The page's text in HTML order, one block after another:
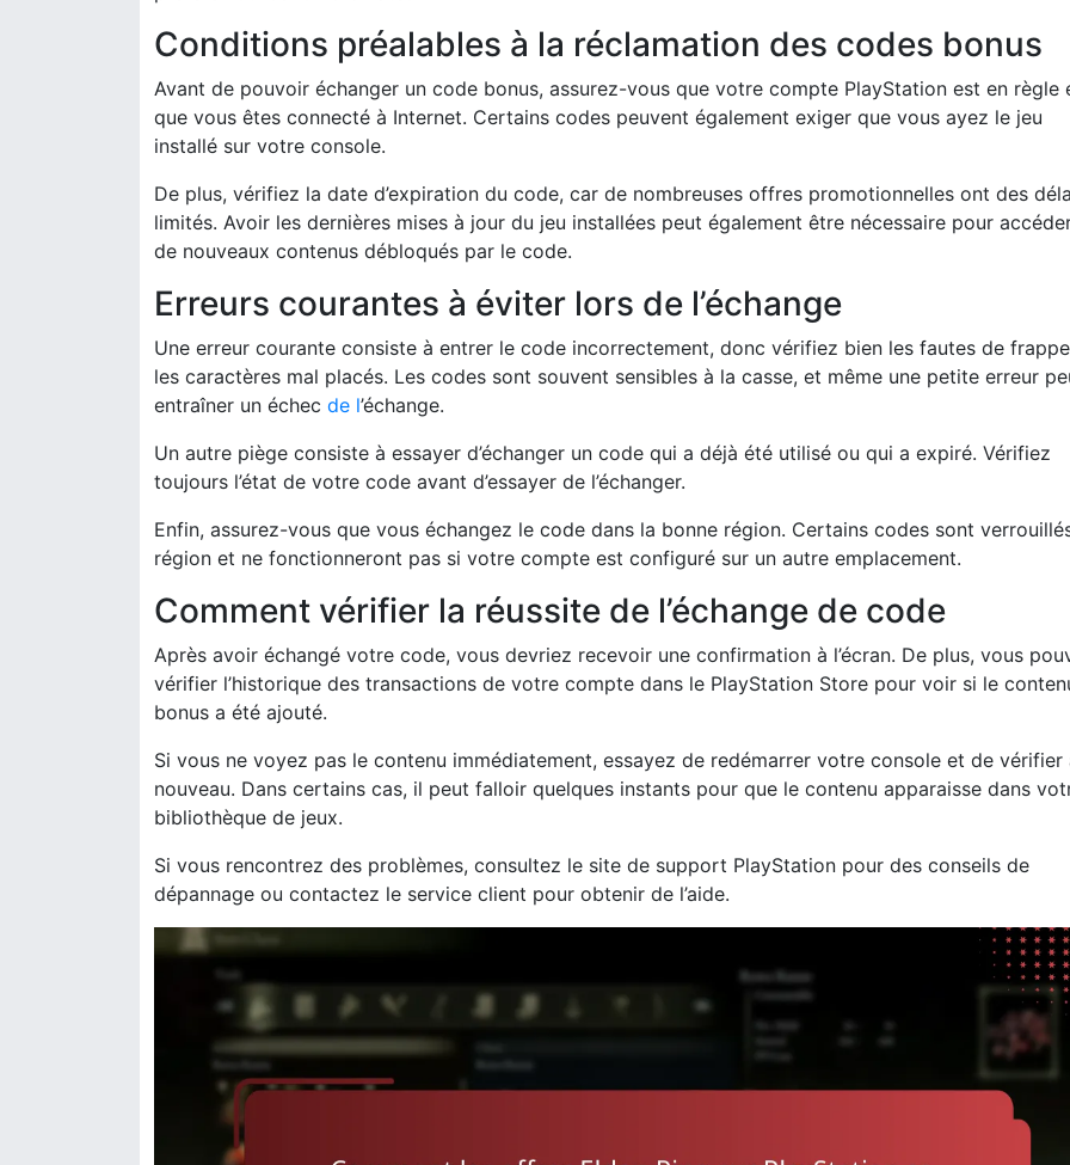
Conditions préalables à la réclamation des codes bonus
Avant de pouvoir échanger un code bonus, assurez-vous que votre compte PlayStation est en règle
que vous êtes connecté à Internet. Certains codes peuvent également exiger que vous ayez le jeu
installé sur votre console.
De plus, vérifiez la date d’expiration du code, car de nombreuses offres promotionnelles ont des
limités. Avoir les dernières mises à jour du jeu installées peut également être nécessaire pour
de nouveaux contenus débloqués par le code.
Erreurs courantes à éviter lors de l’échange
Une erreur courante consiste à entrer le code incorrectement, donc vérifiez bien les fautes de
les caractères mal placés. Les codes sont souvent sensibles à la casse, et même une petite erreur
entraîner un échec de l’échange.
Un autre piège consiste à essayer d’échanger un code qui a déjà été utilisé ou qui a expiré. Vérifiez
toujours l’état de votre code avant d’essayer de l’échanger.
Enfin, assurez-vous que vous échangez le code dans la bonne région. Certains codes sont
région et ne fonctionneront pas si votre compte est configuré sur un autre emplacement.
Comment vérifier la réussite de l’échange de code
Après avoir échangé votre code, vous devriez recevoir une confirmation à l’écran. De plus, vous
vérifier l’historique des transactions de votre compte dans le PlayStation Store pour voir si le
bonus a été ajouté.
Si vous ne voyez pas le contenu immédiatement, essayez de redémarrer votre console et de vérifier
nouveau. Dans certains cas, il peut falloir quelques instants pour que le contenu apparaisse dans
bibliothèque de jeux.
Si vous rencontrez des problèmes, consultez le site de support PlayStation pour des conseils de
dépannage ou contactez le service client pour obtenir de l’aide.